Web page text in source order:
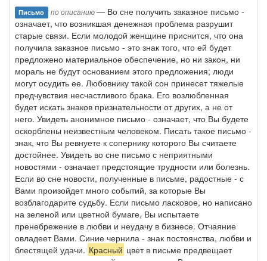
Письмо по описанию— Во сне получить заказное письмо -
означает, что возникшая денежная проблема разрушит
старые связи. Если молодой женщине приснится, что она
получила заказное письмо - это знак того, что ей будет
предложено материальное обеспечение, но ни закон, ни
мораль не будут основанием этого предложения; люди
могут осудить ее. Любовнику такой сон принесет тяжелые
предчувствия несчастливого брака. Его возлюбленная
будет искать знаков признательности от других, а не от
него. Увидеть анонимное письмо - означает, что Вы будете
оскорблены неизвестным человеком. Писать такое письмо -
знак, что Вы ревнуете к сопернику которого Вы считаете
достойнее. Увидеть во сне письмо с неприятными
новостями - означает предстоящие трудности или болезнь.
Если во сне новости, полученные в письме, радостные - с
Вами произойдет много событий, за которые Вы
возблагодарите судьбу. Если письмо ласковое, но написано
на зеленой или цветной бумаге, Вы испытаете
пренебрежение в любви и неудачу в бизнесе. Отчаяние
овладеет Вами. Синие чернила - знак постоянства, любви и
блестящей удачи. Красный цвет в письме предвещает